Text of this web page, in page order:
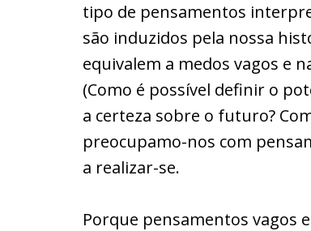
tipo de pensamentos
são induzidos pela nossa
equivalem a medos vagos e
(Como é possível definir o
a certeza sobre o futuro?
preocupamo-nos com
a realizar-se.
Porque pensamentos vagos